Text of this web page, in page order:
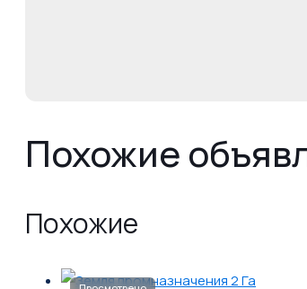
Похожие
Похожие